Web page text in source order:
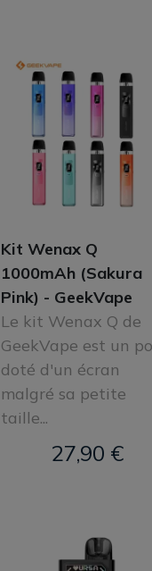
Kit Wenax Q
1000mAh (Sakura
Pink) - GeekVape
Le kit Wenax Q de
GeekVape est un
doté d'un écran
malgré sa petite
taille...
27,90 €